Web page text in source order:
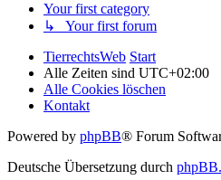
Your first category
↳ Your first forum
TierrechtsWeb Start
Alle Zeiten sind UTC+02:00
Alle Cookies löschen
Kontakt
Powered by phpBB® Forum
Deutsche Übersetzung durch